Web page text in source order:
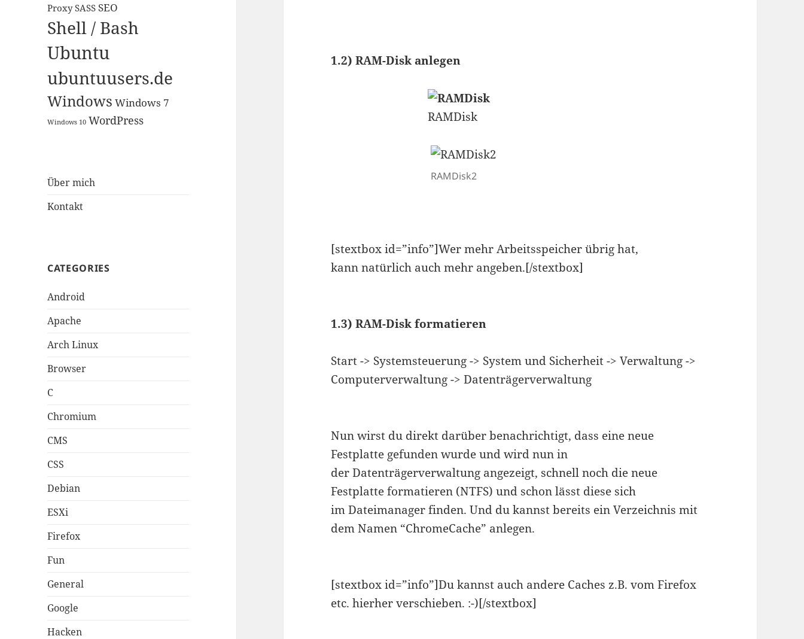
Proxy SASS SEO
Shell / Bash
Ubuntu
ubuntuusers.de
Windows Windows 7
Windows 10 WordPress
Über mich
Kontakt
CATEGORIES
Android
Apache
Arch Linux
Browser
C
Chromium
CMS
CSS
Debian
ESXi
Firefox
Fun
General
Google
Hacken
1.2) RAM-Disk anlegen
RAMDisk
RAMDisk2
[stextbox id=”info”]Wer mehr Arbeitsspeicher übrig hat,
kann natürlich auch mehr angeben.[/stextbox]
1.3) RAM-Disk formatieren
Start -> Systemsteuerung -> System und Sicherheit -> Verwaltung ->
Computerverwaltung -> Datenträgerverwaltung
Nun wirst du direkt darüber benachrichtigt, dass eine neue
Festplatte gefunden wurde und wird nun in
der Datenträgerverwaltung angezeigt, schnell noch die neue
Festplatte formatieren (NTFS) und schon lässt diese sich
im Dateimanager finden. Und du kannst bereits ein Verzeichnis mit
dem Namen “ChromeCache” anlegen.
[stextbox id=”info”]Du kannst auch andere Caches z.B. vom Firefox
etc. hierher verschieben. :-)[/stextbox]